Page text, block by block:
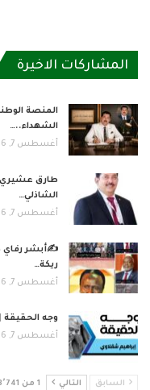
المشاركات الاخيرة
المنصة
الشهداء..…
أغسطس 7, 2026
طارق
الشاذلي…
أغسطس 7, 2026
ريكة…
أغسطس 7, 2026
وجه الحقيقة |
أغسطس 7, 2026
السابق التالي 1 من 3٬741